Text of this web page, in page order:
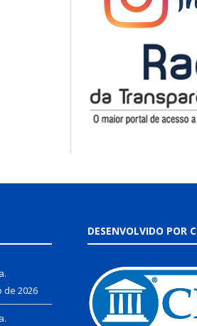
de 2026
DESENVOLVIDO POR